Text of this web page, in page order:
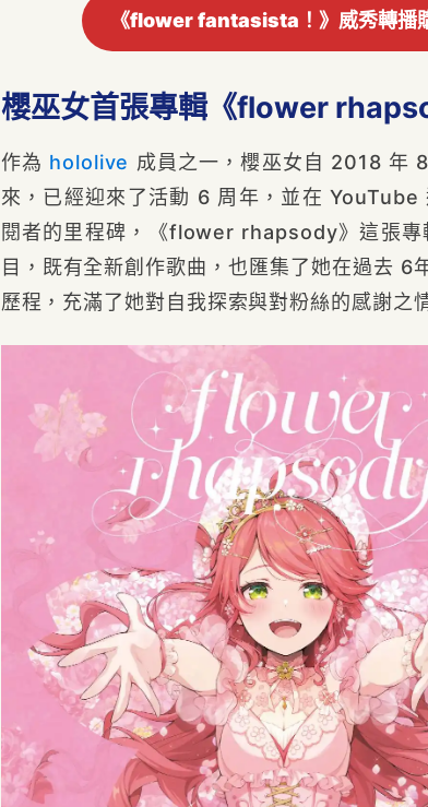
《flower fantasista！》威秀轉播
櫻巫女首張專輯《flower
作為 hololive 成員之一，櫻巫女自 2018 年
來，已經迎來了活動 6 周年，並在
閱者的里程碑，《flower rhapsody》這張專
目，既有全新創作歌曲，也匯集了她在過去 6
歷程，充滿了她對自我探索與對粉絲的感謝之